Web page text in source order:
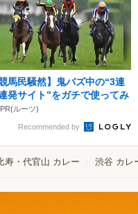
競馬民騒然】鬼バズ中の“3連
発サイト”をガチで使ってみ
PR(ルーツ)
Recommended by
寿・代官山 カレー 渋谷 カレ